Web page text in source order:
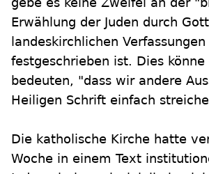
Erwählung der Juden durch
landeskirchlichen Verfassungen
festgeschrieben ist. Dies
bedeuten, "dass wir andere
Heiligen Schrift einfach
Die katholische Kirche hatte
Woche in einem Text